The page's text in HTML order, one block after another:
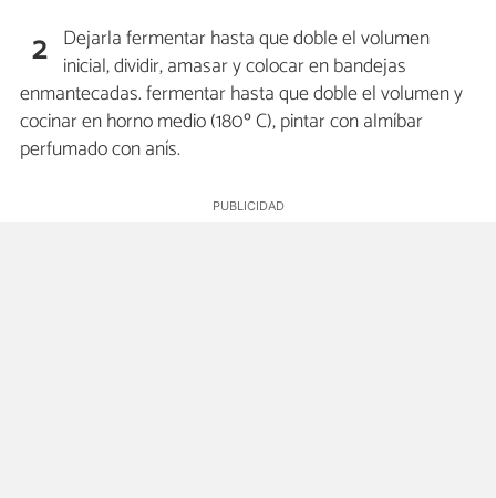
2 Dejarla fermentar hasta que doble el volumen
inicial, dividir, amasar y colocar en bandejas
enmantecadas. fermentar hasta que doble el volumen y
cocinar en horno medio (180º C), pintar con almíbar
perfumado con anís.